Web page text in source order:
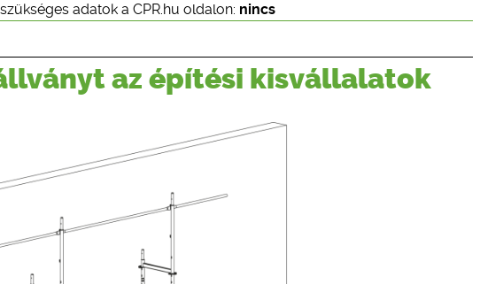
adatok a CPR.hu oldalon: nincs
az építési kisvállalatok